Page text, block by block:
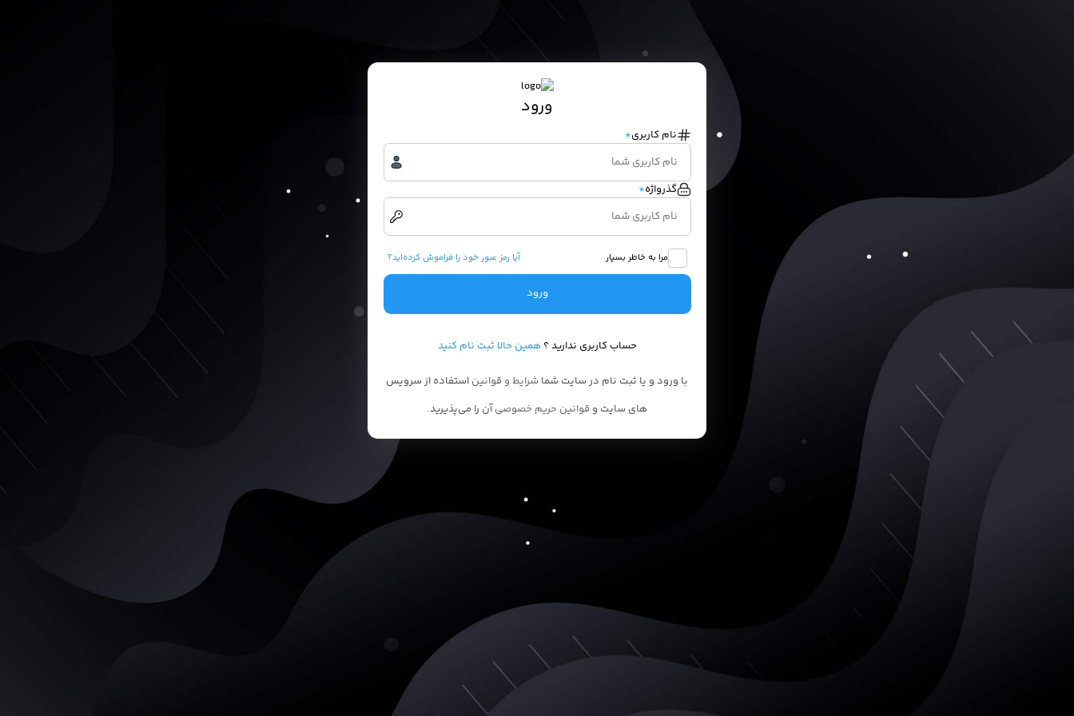
ورود
نام کاربری*
گذرواژه*
مرا به خاطر بسپار آیا رمز عبور خود را فراموش کرده‌اید؟
ورود
حساب کاربری ندارید ؟ همین حالا ثبت نام کنید
با ورود و یا ثبت نام در سایت شما شرایط و قوانین استفاده از سرویس
های سایت و قوانین حریم خصوصیآن را می‌پذیرید.